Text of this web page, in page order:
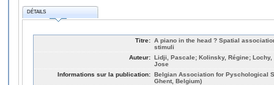
DÉTAILS
Titre: A piano in the head ? Spatial
stimuli
Auteur: Lidji, Pascale; Kolinsky, Régine;
Jose
Informations sur la publication: Belgian Association for Pyschological
Ghent, Belgium)